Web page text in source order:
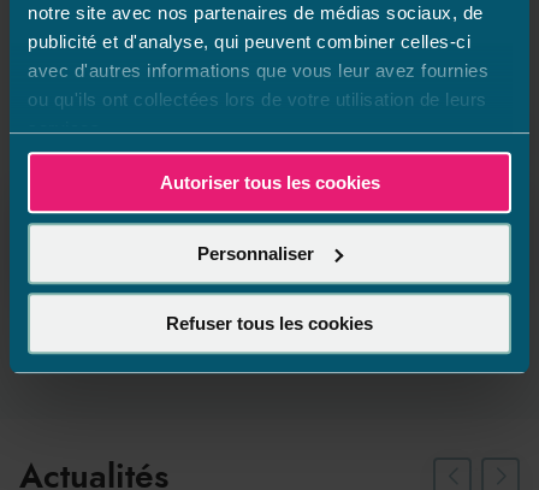
notre site avec nos partenaires de médias sociaux, de
publicité et d'analyse, qui peuvent combiner celles-ci
avec d'autres informations que vous leur avez fournies
ou qu'ils ont collectées lors de votre utilisation de leurs
services.
Autoriser tous les cookies
Personnaliser
Refuser tous les cookies
Nos services
Actualités